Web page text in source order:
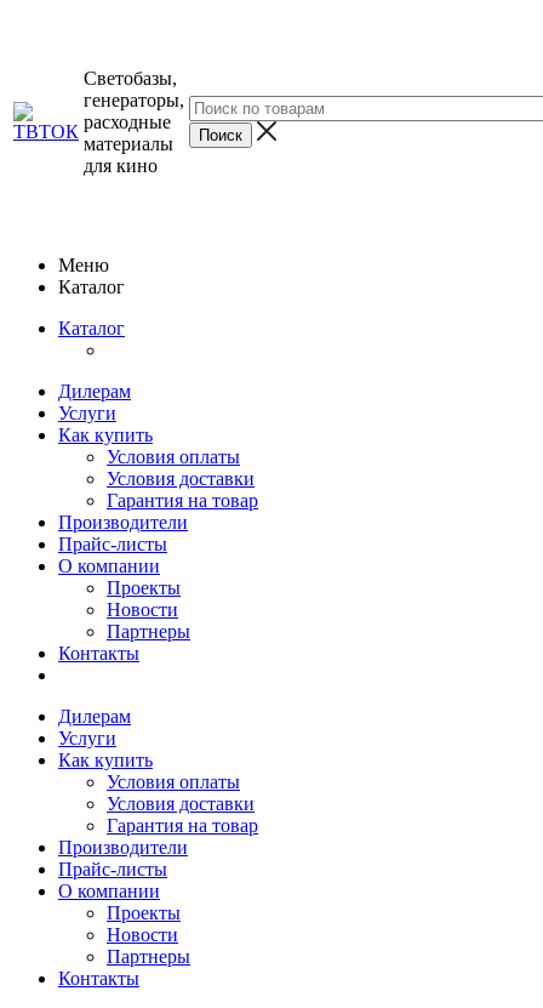
Светобазы,
генераторы,
расходные
материалы
для кино
Меню
Каталог
Каталог
Дилерам
Услуги
Как купить
Условия оплаты
Условия доставки
Гарантия на товар
Производители
Прайс-листы
О компании
Проекты
Новости
Партнеры
Контакты
Дилерам
Услуги
Как купить
Условия оплаты
Условия доставки
Гарантия на товар
Производители
Прайс-листы
О компании
Проекты
Новости
Партнеры
Контакты